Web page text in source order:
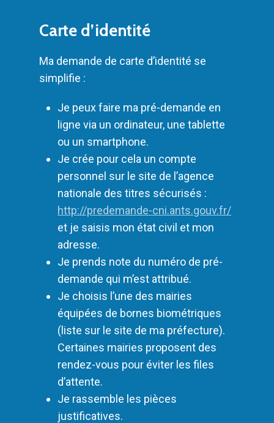
Carte d’identité
Ma demande de carte d’identité se
simplifie :
Je peux faire ma pré-demande en
ligne via un ordinateur, une tablette
ou un smartphone.
Je crée pour cela un compte
personnel sur le site de l’agence
nationale des titres sécurisés :
http://predemande-cni.ants.gouv.fr/
et je saisis mon état civil et mon
adresse.
Je prends note du numéro de pré-
demande qui m’est attribué.
Je choisis l’une des mairies
équipées de bornes biométriques
(liste sur le site de ma préfecture).
Certaines mairies proposent des
rendez-vous pour éviter les files
d’attente.
Je rassemble les pièces
justificatives.